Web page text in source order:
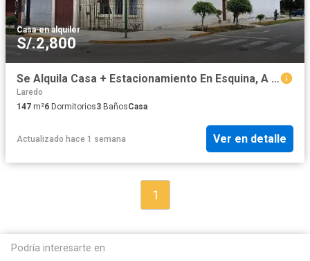
Casa·en alquiler
S/.2,800
Se Alquila Casa + Estacionamiento En Esquina, A Una Cuadra De La Av. Pacífico, Nuevo Chimbote - S/2,800
Laredo
147 m²6 Dormitorios3 BañosCasa
Actualizado hace 1 semana Ver en detalle
1
Podría interesarte en